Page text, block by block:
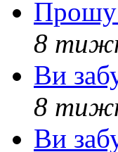
Прошу
8
Ви
8
Ви